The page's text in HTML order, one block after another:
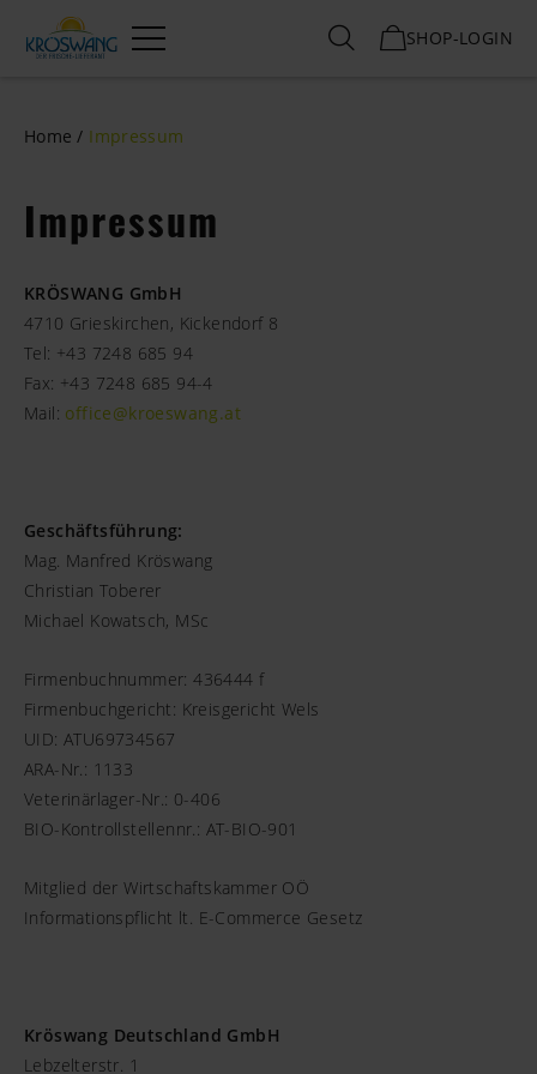
Menü
SHOP-LOGIN
Home Impressum
Impressum
KRÖSWANG GmbH
4710 Grieskirchen, Kickendorf 8
Tel: +43 7248 685 94
Fax: +43 7248 685 94-4
Mail: office@kroeswang.at
Geschäftsführung:
Mag. Manfred Kröswang
Christian Toberer
Michael Kowatsch, MSc
Firmenbuchnummer: 436444 f
Firmenbuchgericht: Kreisgericht Wels
UID: ATU69734567
ARA-Nr.: 1133
Veterinärlager-Nr.: 0-406
BIO-Kontrollstellennr.: AT-BIO-901
Mitglied der Wirtschaftskammer OÖ
Informationspflicht lt. E-Commerce Gesetz
Kröswang Deutschland GmbH
Lebzelterstr. 1